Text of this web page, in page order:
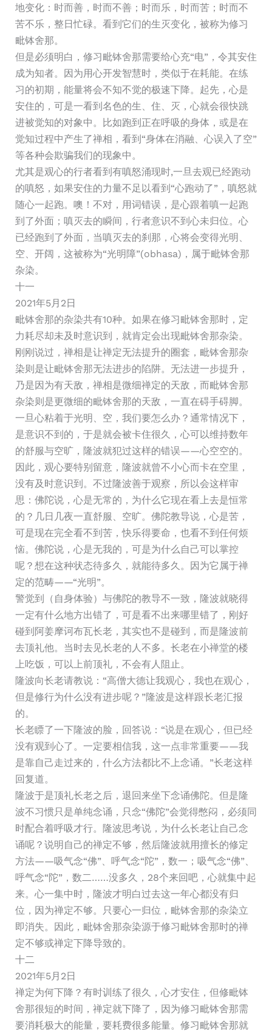
地变化：时而善，时而不善；时而乐，时而苦；时而不
苦不乐，整日忙碌。看到它们的生灭变化，被称为修习
毗钵舍那。
但是必须明白，修习毗钵舍那需要给心充“电”，令其安住
成为知者。因为用心开发智慧时，类似于在耗能。在练
习的初期，能量将会不知不觉的极速下降。起先，心是
安住的，可是一看到名色的生、住、灭，心就会很快跳
进被觉知的对象中。比如跑到正在呼吸的身体，或是在
觉知过程中产生了禅相，看到“身体在消融、心误入了空”
等各种会欺骗我们的现象中。
尤其是观心的行者看到有嗔怒涌现时,一旦去观已经跑动
的嗔怒，如果安住的力量不足以看到“心跑动了”，嗔怒就
随心一起跑。噢！不对，用词错误，是心跟着嗔一起跑
到了外面；嗔灭去的瞬间，行者意识不到心未归位。心
已经跑到了外面，当嗔灭去的刹那，心将会变得光明、
空、开阔，这被称为“光明障”(obhasa)，属于毗钵舍那
杂染。
十一
2021年5月2日
毗钵舍那的杂染共有10种。如果在修习毗钵舍那时，定
力耗尽却未及时意识到，就肯定会出现毗钵舍那杂染。
刚刚说过，禅相是让禅定无法提升的圈套，毗钵舍那杂
染则是让毗钵舍那无法进步的陷阱。无法进一步提升，
乃是因为有天敌，禅相是微细禅定的天敌，而毗钵舍那
杂染则是更微细的毗钵舍那的天敌，一直在碍手碍脚。
一旦心粘着于光明、空，我们要怎么办？通常情况下，
是意识不到的，于是就会被卡住很久，心可以维持数年
的舒服与空旷，隆波就犯过这样的错误——心空空的。
因此，观心要特别留意，隆波就曾不小心而卡在空里，
没有及时意识到。不过隆波善于观察，所以会这样审
思：佛陀说，心是无常的，为什么它现在看上去是恒常
的？几日几夜一直舒服、空旷。佛陀教导说，心是苦，
可是现在完全看不到苦，快乐得要命，也看不到任何烦
恼。佛陀说，心是无我的，可是为什么自己可以掌控
呢？想在这种状态待多久，就能待多久。因为它属于禅
定的范畴——“光明”。
警觉到（自身体验）与佛陀的教导不一致，隆波就晓得
一定有什么地方出错了，可是看不出来哪里错了，刚好
碰到阿姜摩诃布瓦长老，其实也不是碰到，而是隆波前
去顶礼他。当时去见长老的人不多。长老在小禅堂的楼
上吃饭，可以上前顶礼，不会有人阻止。
隆波向长老请教说：“高僧大德让我观心，我也在观心，
但是修行为什么没有进步呢？”隆波是这样跟长老汇报
的。
长老瞟了一下隆波的脸，回答说：“说是在观心，但已经
没有观到心了。一定要相信我，这一点非常重要——我
是靠自己走过来的，什么方法都比不上念诵。”长老这样
回复道。
隆波于是顶礼长老之后，退回来坐下念诵佛陀。但是隆
波不习惯只是单纯念诵，只念“佛陀”会觉得憋闷，必须同
时配合着呼吸才行。隆波思考说，为什么长老让自己念
诵呢？说明自己的禅定不够，然后隆波就用擅长的修定
方法——吸气念“佛”、呼气念“陀”，数一；吸气念“佛”、
呼气念“陀”，数二……没多久，28个来回吧，心就集中起
来。心一集中时，隆波才明白过去这一年心都没有归
位，因为禅定不够。只要心一归位，毗钵舍那的杂染立
即消失。因此，毗钵舍那杂染源于修习毗钵舍那时的禅
定不够或禅定下降导致的。
十二
2021年5月2日
禅定为何下降？有时训练了很久，心才安住，但修毗钵
舍那很短的时间，禅定就下降了，因为修习毗钵舍那需
要消耗极大的能量，要耗费很多能量。修习毗钵舍那就